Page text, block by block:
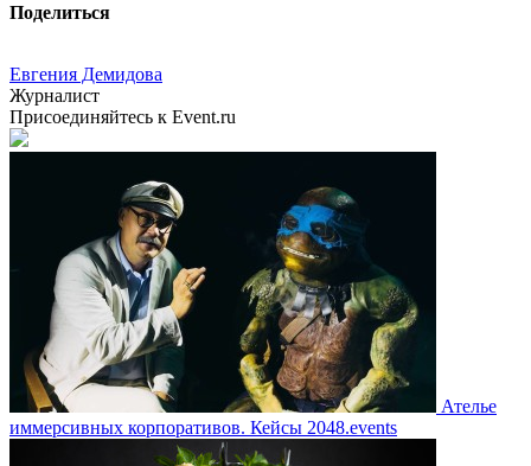
Поделиться
Евгения Демидова
Журналист
Присоединяйтесь к Event.ru
Ателье
иммерсивных корпоративов. Кейсы 2048.events